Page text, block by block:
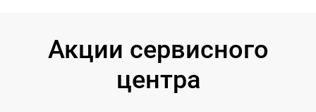
Акции сервисного
центра